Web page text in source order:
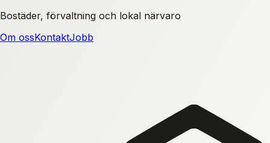
Bostäder, förvaltning och lokal närvaro
Om ossKontaktJobb